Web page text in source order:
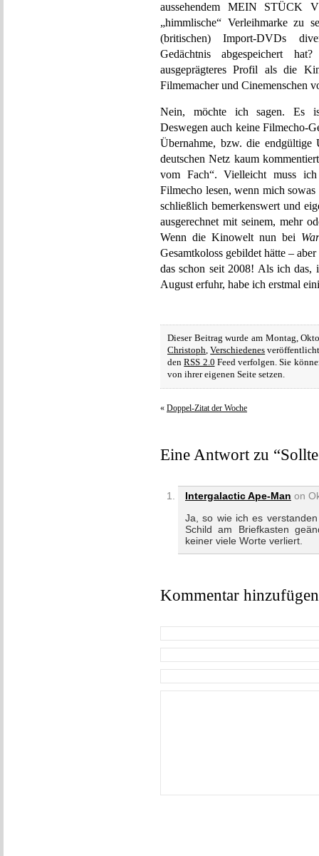
aussehendem MEIN STÜCK
„himmlische“ Verleihmarke zu
(britischen) Import-DVDs
Gedächtnis abgespeichert
ausgeprägteres Profil als die
Filmemacher und Cinemenschen
Nein, möchte ich sagen. Es
Deswegen auch keine Filmecho-
Übernahme, bzw. die endgültige
deutschen Netz kaum
vom Fach“. Vielleicht muss
Filmecho lesen, wenn mich
schließlich bemerkenswert und
ausgerechnet mit seinem, mehr
Wenn die Kinowelt nun bei
Gesamtkoloss gebildet hätte –
das schon seit 2008! Als ich das,
August erfuhr, habe ich erstmal
Dieser Beitrag wurde am Montag,
Christoph,Verschiedenes
denRSS 2.0 Feed verfolgen. Sie
von ihrer eigenen Seite setzen.
« Doppel-Zitat der Woche
Eine Antwort zu
Intergalactic Ape-Man on
Ja, so wie ich es
Schild am Briefkasten
keiner viele Worte verliert.
Kommentar hinzufügen